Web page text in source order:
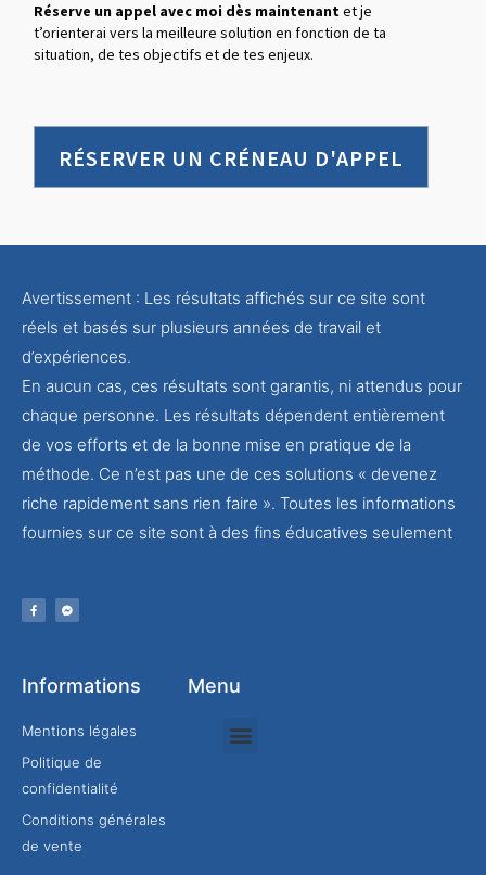
Réserve un appel avec moi dès maintenantet je
t’orienterai vers la meilleure solution en fonction de ta
situation, de tes objectifs et de tes enjeux.
RÉSERVER UN CRÉNEAU D'APPEL
Avertissement : Les résultats affichés sur ce site sont
réels et basés sur plusieurs années de travail et
d’expériences.
En aucun cas, ces résultats sont garantis, ni attendus pour
chaque personne. Les résultats dépendent entièrement
de vos efforts et de la bonne mise en pratique de la
méthode. Ce n’est pas une de ces solutions « devenez
riche rapidement sans rien faire ». Toutes les informations
fournies sur ce site sont à des fins éducatives seulement
Informations
Mentions légales
Politique de
confidentialité
Conditions générales
de vente
Menu